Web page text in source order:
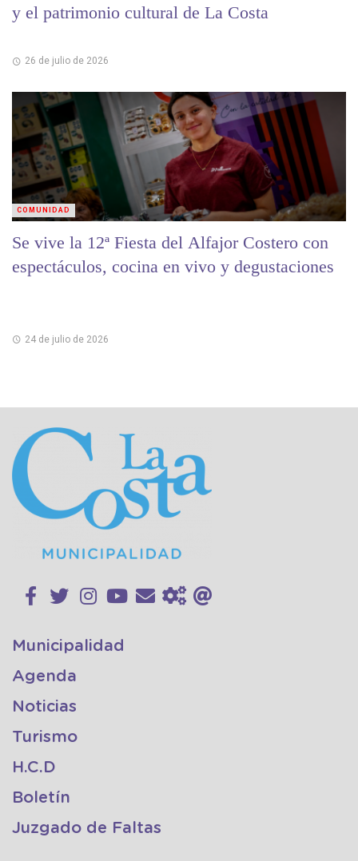
y el patrimonio cultural de La Costa
26 de julio de 2026
Se vive la 12ª Fiesta del Alfajor Costero con
espectáculos, cocina en vivo y degustaciones
24 de julio de 2026
COMUNIDAD
Municipalidad
Agenda
Noticias
Turismo
H.C.D
Boletín
Juzgado de Faltas